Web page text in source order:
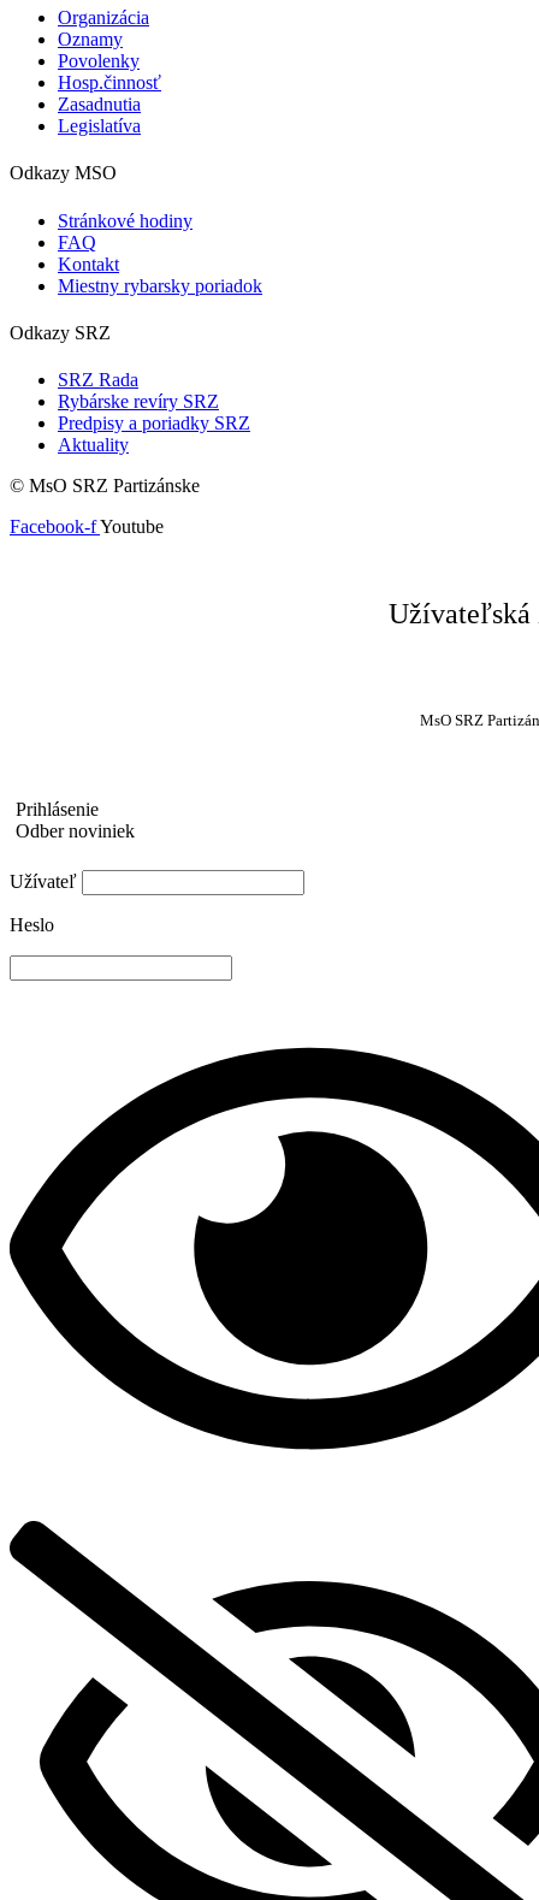
Organizácia
Oznamy
Povolenky
Hosp.činnosť
Zasadnutia
Legislatíva
Odkazy MSO
Stránkové hodiny
FAQ
Kontakt
Miestny rybarsky poriadok
Odkazy SRZ
SRZ Rada
Rybárske revíry SRZ
Predpisy a poriadky SRZ
Aktuality
© MsO SRZ Partizánske
Facebook-fYoutube
Užívateľská
MsO SRZ
Prihlásenie
Odber noviniek
Užívateľ
Heslo